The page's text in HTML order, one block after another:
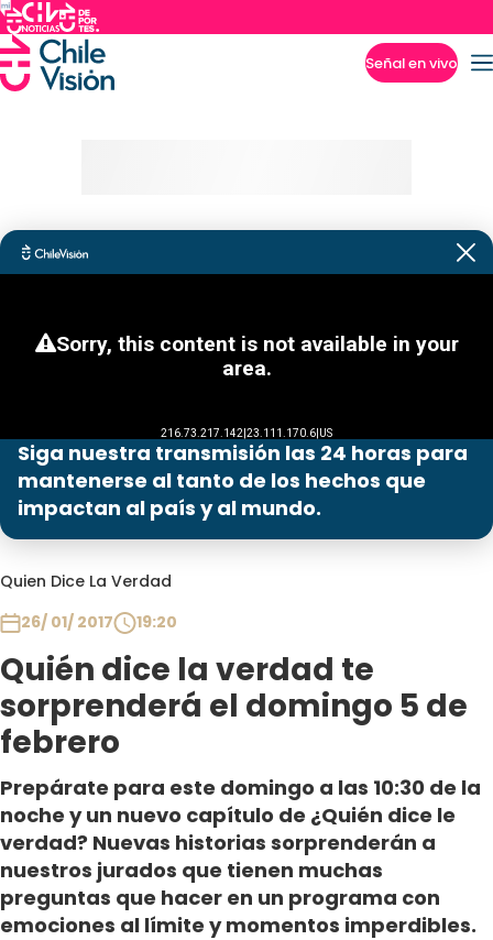
Señal en vivo
Siga nuestra transmisión las 24 horas para
mantenerse al tanto de los hechos que
impactan al país y al mundo.
Quien Dice La Verdad
26/ 01/ 2017
19:20
Quién dice la verdad te
sorprenderá el domingo 5 de
febrero
Prepárate para este domingo a las 10:30 de la
noche y un nuevo capítulo de ¿Quién dice le
verdad? Nuevas historias sorprenderán a
nuestros jurados que tienen muchas
preguntas que hacer en un programa con
emociones al límite y momentos imperdibles.
Programas
Contigo en Directo
Plan Perfecto
El Tiempo
Sabingo
Todos Los Programas